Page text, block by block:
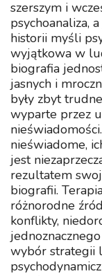
szerszym i
psychoanaliza,
historii myśli
wyjątkowa w
biografia
jasnych i
były zbyt
wyparte przez
nieświadome,
jest
rezultatem
biografii.
różnorodne
konflikty,
wybór strategii